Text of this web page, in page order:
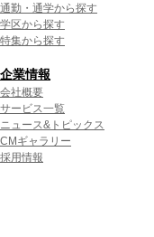
通勤・通学から探す
学区から探す
特集から探す
企業情報
会社概要
サービス一覧
ニュース&トピックス
CMギャラリー
採用情報